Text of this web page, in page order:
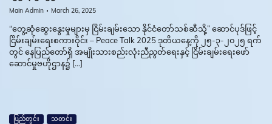
Main Admin March 26, 2025
“တွေ့ဆုံဆွေးနွေးမှုများမှ ငြိမ်းချမ်းသော နိုင်ငံတော်သစ်ဆီသို့” ဆောင်ပုဒ်ဖြင့်
ငြိမ်းချမ်းရေးစကားဝိုင်း – Peace Talk 2025 ဒုတိယနေ့ကို ၂၅-၃-၂၀၂၅ ရက်
တွင် နေပြည်တော်ရှိ အမျိုးသားစည်းလုံးညီညွတ်ရေးနှင့် ငြိမ်းချမ်းရေးဖော်
ဆောင်မှုဗဟိုဌာန၌ […]
ပြည်တွင်း သတင်း